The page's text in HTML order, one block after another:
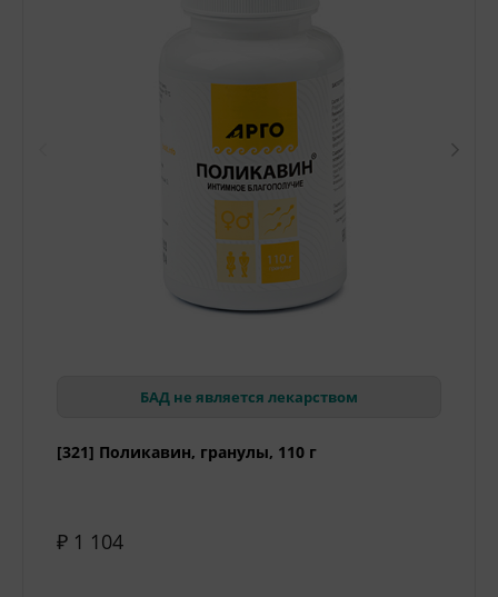
БАД не является лекарством
[321] Поликавин, гранулы, 110 г
₽ 1 104